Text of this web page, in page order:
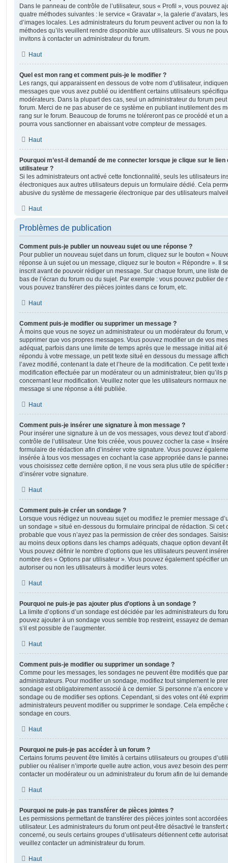
Dans le panneau de contrôle de l’utilisateur, sous « Profil », vous pouvez
quatre méthodes suivantes : le service « Gravatar », la galerie d’avatars,
d’images locales. Les administrateurs du forum peuvent activer ou non la
méthodes qu’ils veuillent rendre disponible aux utilisateurs. Si vous ne
invitons à contacter un administrateur du forum.
Haut
Quel est mon rang et comment puis-je le modifier ?
Les rangs, qui apparaissent en dessous de votre nom d’utilisateur,
messages que vous avez publié ou identifient certains utilisateurs
modérateurs. Dans la plupart des cas, seul un administrateur du forum
forum. Merci de ne pas abuser de ce système en publiant inutilement des
rang sur le forum. Beaucoup de forums ne toléreront pas ce procédé et un
pourra vous sanctionner en abaissant votre compteur de messages.
Haut
Pourquoi m’est-il demandé de me connecter lorsque je clique sur le
utilisateur ?
Si les administrateurs ont activé cette fonctionnalité, seuls les utilisateurs
électroniques aux autres utilisateurs depuis un formulaire dédié. Cela
abusive du système de messagerie électronique par des utilisateurs
Haut
Problèmes de publication
Comment puis-je publier un nouveau sujet ou une réponse ?
Pour publier un nouveau sujet dans un forum, cliquez sur le bouton «
réponse à un sujet ou un message, cliquez sur le bouton « Répondre ». Il
inscrit avant de pouvoir rédiger un message. Sur chaque forum, une liste
bas de l’écran du forum ou du sujet. Par exemple : vous pouvez publier de
vous pouvez transférer des pièces jointes dans ce forum, etc.
Haut
Comment puis-je modifier ou supprimer un message ?
À moins que vous ne soyez un administrateur ou un modérateur du forum,
supprimer que vos propres messages. Vous pouvez modifier un de vos
adéquat, parfois dans une limite de temps après que le message initial ait
répondu à votre message, un petit texte situé en dessous du message
l’avez modifié, contenant la date et l’heure de la modification. Ce petit texte
modification effectuée par un modérateur ou un administrateur, bien qu’ils
concernant leur modification. Veuillez noter que les utilisateurs normaux
message si une réponse a été publiée.
Haut
Comment puis-je insérer une signature à mon message ?
Pour insérer une signature à un de vos messages, vous devez tout
contrôle de l’utilisateur. Une fois créée, vous pouvez cocher la case «
formulaire de rédaction afin d’insérer votre signature. Vous pouvez
insérée à tous vos messages en cochant la case appropriée dans le
vous choisissez cette dernière option, il ne vous sera plus utile de
d’insérer votre signature.
Haut
Comment puis-je créer un sondage ?
Lorsque vous rédigez un nouveau sujet ou modifiez le premier message
un sondage » situé en-dessous du formulaire principal de rédaction. Si cet
probable que vous n’ayez pas la permission de créer des sondages.
au moins deux options dans les champs adéquats, chaque option devant
Vous pouvez définir le nombre d’options que les utilisateurs peuvent
nombre des « Options par utilisateur ». Vous pouvez également spécifier
autoriser ou non les utilisateurs à modifier leurs votes.
Haut
Pourquoi ne puis-je pas ajouter plus d’options à un sondage ?
La limite d’options d’un sondage est décidée par les administrateurs du
pouvez ajouter à un sondage vous semble trop restreint, essayez de
s’il est possible de l’augmenter.
Haut
Comment puis-je modifier ou supprimer un sondage ?
Comme pour les messages, les sondages ne peuvent être modifiés que
administrateurs. Pour modifier un sondage, modifiez tout simplement le
sondage est obligatoirement associé à ce dernier. Si personne n’a encore
sondage ou de modifier ses options. Cependant, si des votes ont été
administrateurs peuvent modifier ou supprimer le sondage. Cela empêche
sondage en cours.
Haut
Pourquoi ne puis-je pas accéder à un forum ?
Certains forums peuvent être limités à certains utilisateurs ou groupes
publier ou réaliser n’importe quelle autre action, vous avez besoin des
contacter un modérateur ou un administrateur du forum afin de lui
Haut
Pourquoi ne puis-je pas transférer de pièces jointes ?
Les permissions permettant de transférer des pièces jointes sont
utilisateur. Les administrateurs du forum ont peut-être désactivé le
concerné, ou seuls certains groupes d’utilisateurs détiennent cette
veuillez contacter un administrateur du forum.
Haut